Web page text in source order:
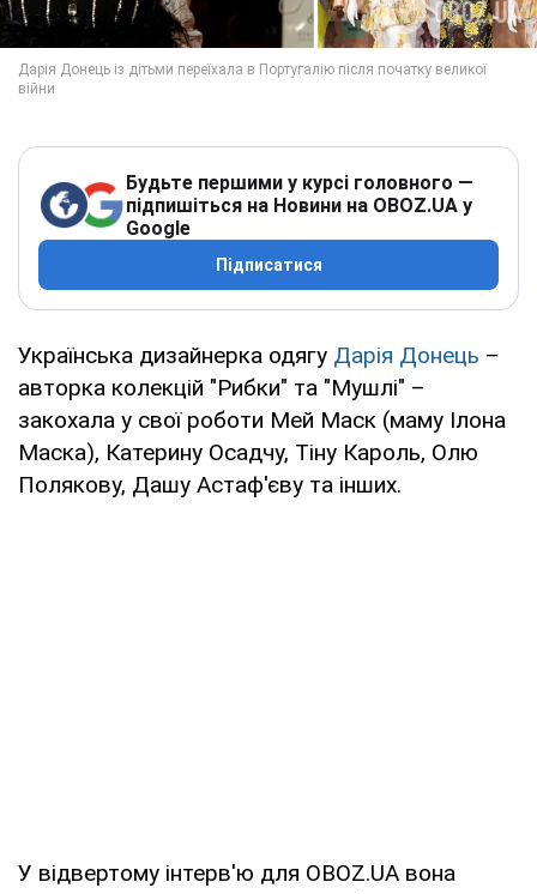
Будьте першими у курсі головного —
підпишіться на Новини на OBOZ.UA у
Google
Підписатися
Українська дизайнерка одягу Дарія Донець –
авторка колекцій "Рибки" та "Мушлі" –
закохала у свої роботи Мей Маск (маму Ілона
Маска), Катерину Осадчу, Тіну Кароль, Олю
Полякову, Дашу Астаф'єву та інших.
У відвертому інтерв'ю для OBOZ.UA вона